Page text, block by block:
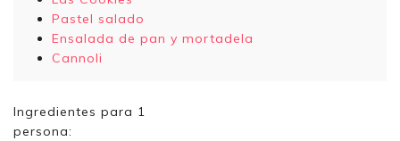
Pastel salado
Ensalada de pan y mortadela
Cannoli
Ingredientes para 1
persona: